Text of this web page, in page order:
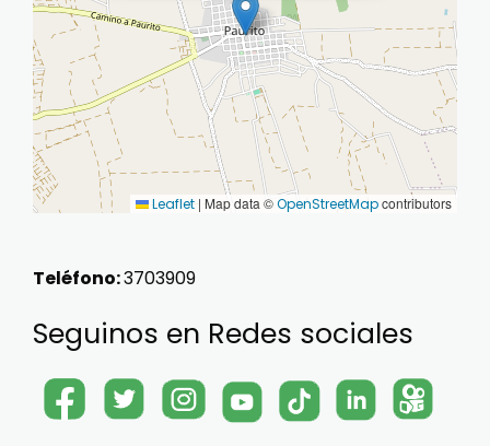
Leaflet | Map data ©OpenStreetMapcontributors
Teléfono:3703909
Seguinos en Redes sociales